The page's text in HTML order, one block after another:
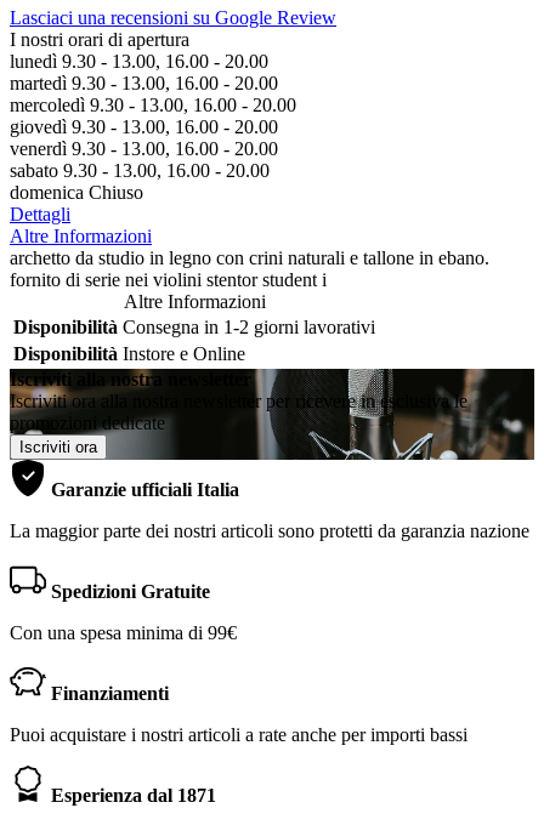
Lasciaci una recensioni su Google Review
I nostri orari di apertura
lunedì 9.30 - 13.00, 16.00 - 20.00
martedì 9.30 - 13.00, 16.00 - 20.00
mercoledì 9.30 - 13.00, 16.00 - 20.00
giovedì 9.30 - 13.00, 16.00 - 20.00
venerdì 9.30 - 13.00, 16.00 - 20.00
sabato 9.30 - 13.00, 16.00 - 20.00
domenica Chiuso
Dettagli
Altre Informazioni
archetto da studio in legno con crini naturali e tallone in ebano.
fornito di serie nei violini stentor student i
Altre Informazioni
Disponibilità Consegna in 1-2 giorni lavorativi
Disponibilità Instore e Online
Iscriviti alla nostra newsletter
Iscriviti ora alla nostra newsletter per ricevere in esclusiva le
promozioni dedicate
Iscriviti ora
Garanzie ufficiali Italia
La maggior parte dei nostri articoli sono protetti da garanzia nazione
Spedizioni Gratuite
Con una spesa minima di 99€
Finanziamenti
Puoi acquistare i nostri articoli a rate anche per importi bassi
Esperienza dal 1871